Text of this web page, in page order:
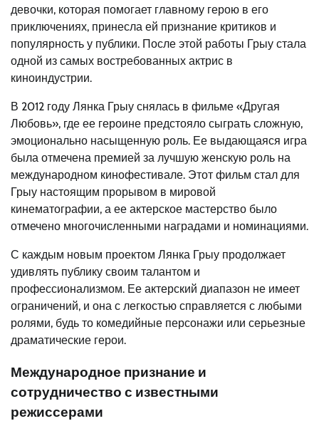
девочки, которая помогает главному герою в его
приключениях, принесла ей признание критиков и
популярность у публики. После этой работы Грыу стала
одной из самых востребованных актрис в
киноиндустрии.
В 2012 году Лянка Грыу снялась в фильме «Другая
Любовь», где ее героине предстояло сыграть сложную,
эмоционально насыщенную роль. Ее выдающаяся игра
была отмечена премией за лучшую женскую роль на
международном кинофестивале. Этот фильм стал для
Грыу настоящим прорывом в мировой
кинематографии, а ее актерское мастерство было
отмечено многочисленными наградами и номинациями.
С каждым новым проектом Лянка Грыу продолжает
удивлять публику своим талантом и
профессионализмом. Ее актерский диапазон не имеет
ограничений, и она с легкостью справляется с любыми
ролями, будь то комедийные персонажи или серьезные
драматические герои.
Международное признание и
сотрудничество с известными
режиссерами